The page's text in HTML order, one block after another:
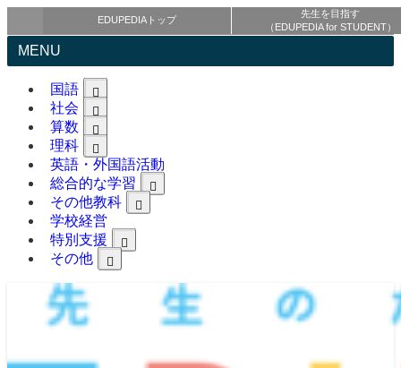
EDUPEDIAトップ
先生を目指す
（EDUPEDIA for STUDENT）
MENU
国語
社会
算数
理科
英語・外国語活動
総合的な学習
その他教科
学校経営
特別支援
その他